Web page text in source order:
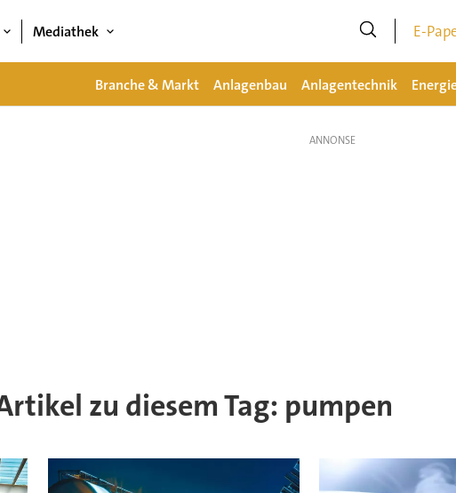
Mediathek E-
Branche & Markt Anlagenbau Anlagentechnik
zu diesem Tag: pumpen